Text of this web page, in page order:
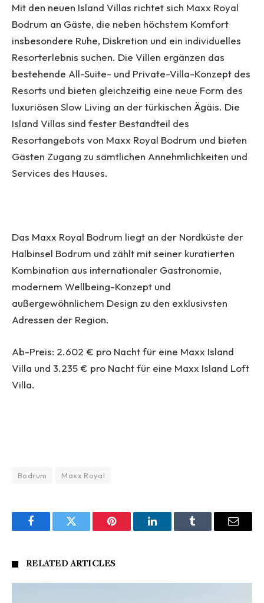
Mit den neuen Island Villas richtet sich Maxx Royal
Bodrum an Gäste, die neben höchstem Komfort
insbesondere Ruhe, Diskretion und ein individuelles
Resorterlebnis suchen. Die Villen ergänzen das
bestehende All-Suite- und Private-Villa-Konzept des
Resorts und bieten gleichzeitig eine neue Form des
luxuriösen Slow Living an der türkischen Ägäis. Die
Island Villas sind fester Bestandteil des
Resortangebots von Maxx Royal Bodrum und bieten
Gästen Zugang zu sämtlichen Annehmlichkeiten und
Services des Hauses.
Das Maxx Royal Bodrum liegt an der Nordküste der
Halbinsel Bodrum und zählt mit seiner kuratierten
Kombination aus internationaler Gastronomie,
modernem Wellbeing-Konzept und
außergewöhnlichem Design zu den exklusivsten
Adressen der Region.
Ab-Preis: 2.602 € pro Nacht für eine Maxx Island
Villa und 3.235 € pro Nacht für eine Maxx Island Loft
Villa.
Bodrum Maxx Royal
FacebookTwitter Pinterest LinkedInTumblr Email
RELATEDARTICLES